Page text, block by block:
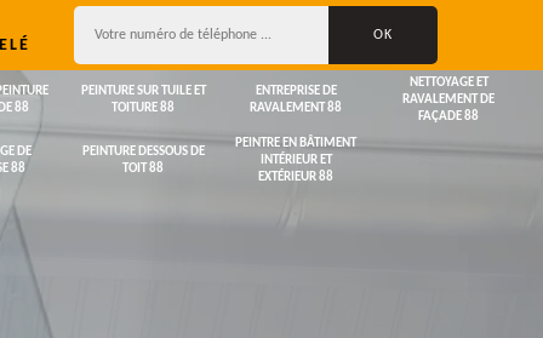
88
PEINTURE SUR TUILE ET
TOITURE 88
ENTREPRISE DE
RAVALEMENT 88
NETTOYAGE ET
RAVALEMENT DE
FAÇADE 88
DE
88
PEINTURE DESSOUS DE
TOIT 88
PEINTRE EN BÂTIMENT
INTÉRIEUR ET
EXTÉRIEUR 88